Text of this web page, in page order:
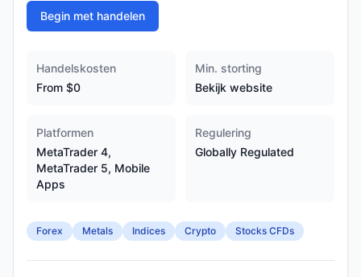
Begin met handelen
Handelskosten
From $0
Min. storting
Bekijk website
Platformen
MetaTrader 4,
MetaTrader 5, Mobile
Apps
Regulering
Globally Regulated
Forex Metals Indices Crypto Stocks CFDs